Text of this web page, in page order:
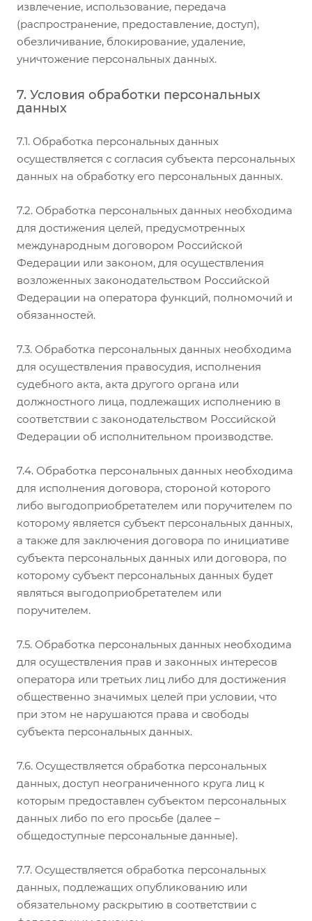
извлечение, использование, передача
(распространение, предоставление, доступ),
обезличивание, блокирование, удаление,
уничтожение персональных данных.
7. Условия обработки персональных
данных
7.1. Обработка персональных данных
осуществляется с согласия субъекта персональных
данных на обработку его персональных данных.
7.2. Обработка персональных данных необходима
для достижения целей, предусмотренных
международным договором Российской
Федерации или законом, для осуществления
возложенных законодательством Российской
Федерации на оператора функций, полномочий и
обязанностей.
7.3. Обработка персональных данных необходима
для осуществления правосудия, исполнения
судебного акта, акта другого органа или
должностного лица, подлежащих исполнению в
соответствии с законодательством Российской
Федерации об исполнительном производстве.
7.4. Обработка персональных данных необходима
для исполнения договора, стороной которого
либо выгодоприобретателем или поручителем по
которому является субъект персональных данных,
а также для заключения договора по инициативе
субъекта персональных данных или договора, по
которому субъект персональных данных будет
являться выгодоприобретателем или
поручителем.
7.5. Обработка персональных данных необходима
для осуществления прав и законных интересов
оператора или третьих лиц либо для достижения
общественно значимых целей при условии, что
при этом не нарушаются права и свободы
субъекта персональных данных.
7.6. Осуществляется обработка персональных
данных, доступ неограниченного круга лиц к
которым предоставлен субъектом персональных
данных либо по его просьбе (далее –
общедоступные персональные данные).
7.7. Осуществляется обработка персональных
данных, подлежащих опубликованию или
обязательному раскрытию в соответствии с